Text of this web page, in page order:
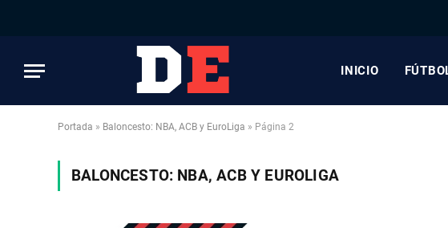
INICIO
Portada » Baloncesto: NBA, ACB y EuroLiga » Página 2
BALONCESTO: NBA, ACB Y EUROLIGA